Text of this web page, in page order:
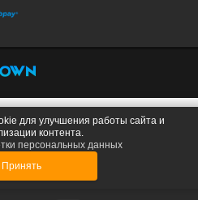
для улучшения работы сайта и
контента.
персональных данных
Принять